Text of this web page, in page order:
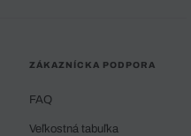
ZÁKAZNÍCKA PODPORA
FAQ
Veľkostná tabuľka